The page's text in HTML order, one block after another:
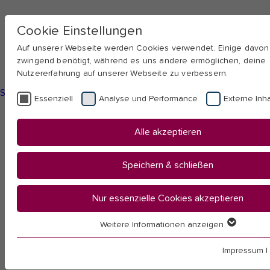
Skip to main navigation Skip to page footer
You
here:
Startseite
Öffnung der Hochschule in die Gesellschaft
Angebote für Kinder & Jugendliche
Lehr-Lern-Labor Unicorner
Lehr-Lern-Labor
Cookie Einstellungen
Auf unserer Webseite werden Cookies verwendet. Einige
zwingend benötigt, während es uns andere ermöglichen, deine
Nutzererfahrung auf unserer Webseite zu verbessern.
Essenziell Analyse und Performance Externe
Alle akzeptieren
Speichern & schließen
Nur essenzielle Cookies akzeptieren
Essenzielle Cookies werden für grundlegende Funktionen der
Weitere Informationen anzeigen
Impressum